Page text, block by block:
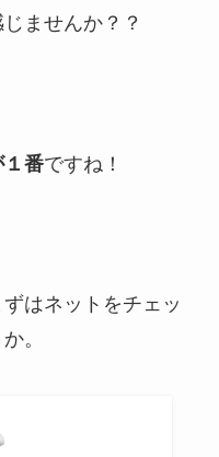
ませんか？？
１番ですね！
はネットをチェッ
。